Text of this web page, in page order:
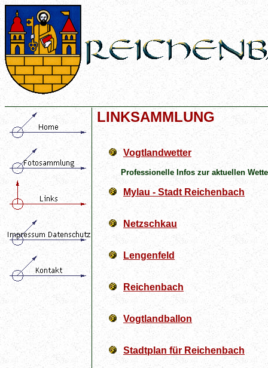
LINKSAMMLUNG
Vogtlandwetter
Professionelle Infos zur aktuellen
Mylau - Stadt Reichenbach
Netzschkau
Lengenfeld
Reichenbach
Vogtlandballon
Stadtplan für Reichenbach